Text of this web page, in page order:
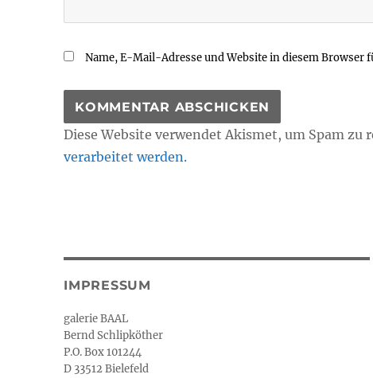
Name, E-Mail-Adresse und Website in diesem
Diese Website verwendet Akismet, um Spam zu
verarbeitet werden.
IMPRESSUM
galerie BAAL
Bernd Schlipköther
P.O. Box 101244
D 33512 Bielefeld